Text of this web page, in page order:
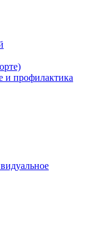
и профилактика